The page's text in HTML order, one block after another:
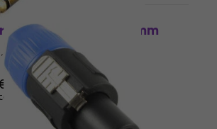
NP2X-B Jack 6,3 mm
mm